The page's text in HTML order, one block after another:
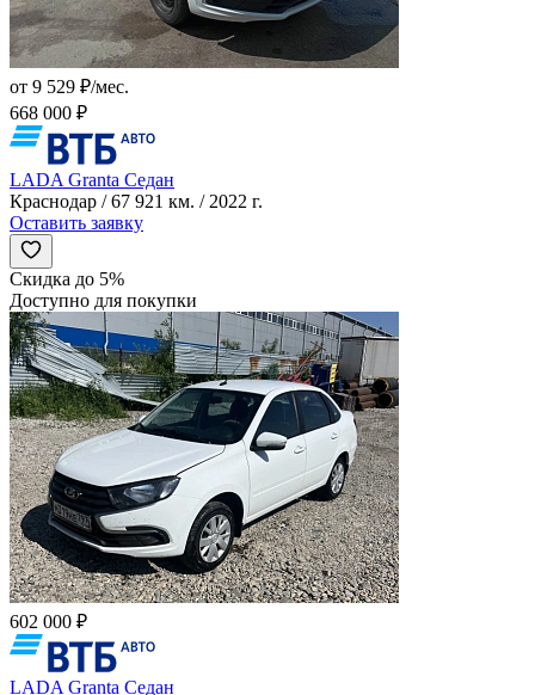
от 9 529 ₽/мес.
668 000 ₽
LADA Granta Седан
Краснодар / 67 921 км. / 2022 г.
Оставить заявку
Скидка до 5%
Доступно для покупки
602 000 ₽
LADA Granta Седан